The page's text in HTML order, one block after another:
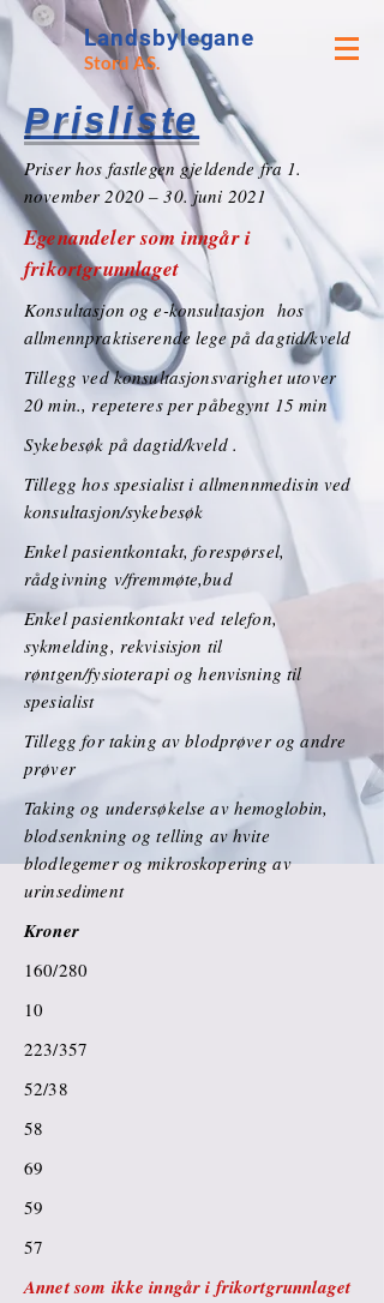
Landsbylegane
Stord AS.
Prisliste
Priser hos fastlegen gjeldende fra 1.
november 2020 – 30. juni 2021
Egenandeler som inngår i
frikortgrunnlaget
Konsultasjon og e-konsultasjon hos
allmennpraktiserende lege på dagtid/kveld
Tillegg ved konsultasjonsvarighet utover
20 min., repeteres per påbegynt 15 min
Sykebesøk på dagtid/kveld .
Tillegg hos spesialist i allmennmedisin ved
konsultasjon/sykebesøk
Enkel pasientkontakt, forespørsel,
rådgivning v/fremmøte,bud
Enkel pasientkontakt ved telefon,
sykmelding, rekvisisjon til
røntgen/fysioterapi og henvisning til
spesialist
Tillegg for taking av blodprøver og andre
prøver
Taking og undersøkelse av hemoglobin,
blodsenkning og telling av hvite
blodlegemer og mikroskopering av
urinsediment
Kroner
160/280
10
223/357
52/38
58
69
59
57
Annet som ikke inngår i frikortgrunnlaget